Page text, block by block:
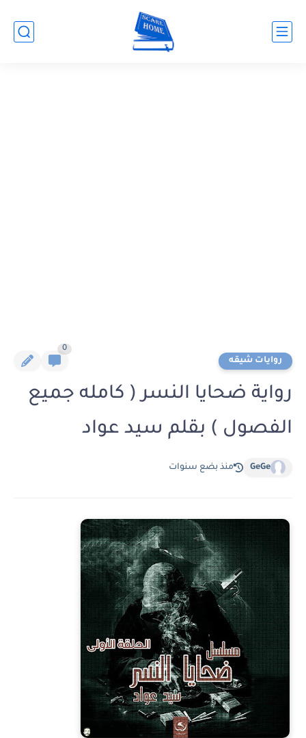
روايات شيقه
0
رواية ضحايا النسر ( كامله جميع
الفصول ) بقلم سيد عواد
GeGe منذ بضع سنوات